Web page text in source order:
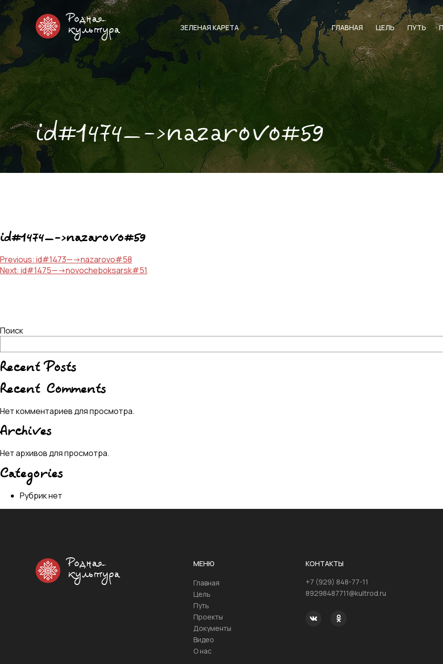
Родная
культура
ЗЕЛЕНАЯ КАРЕТА ГЛАВНАЯ ЦЕЛЬ ПУТЬ
id#1474—->nazarovo#59
id#1474—->nazarovo#59
Навигация
по
Previous: id#1473—->nazarovo#58
Next: id#1475—->novocheboksarsk#51
Поиск
Recent Posts
Recent Comments
Нет комментариев для просмотра.
Archives
Нет архивов для просмотра.
Categories
Рубрик нет
Родная
культура
МЕНЮ
Главная
Цель
Путь
Проекты
Документы
Видео
О нас
КОНТАКТЫ
+7 (929) 848-77-11
89298487711@kultrod.ru